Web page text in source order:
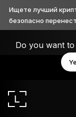
Ищете лучший
безопасно
Do you want